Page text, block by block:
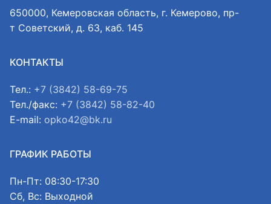
650000, Кемеровская область, г. Кемерово, пр-
т Советский, д. 63, каб. 145
КОНТАКТЫ
Тел.: +7 (3842) 58-69-75
Тел./факс: +7 (3842) 58-82-40
E-mail: opko42@bk.ru
ГРАФИК РАБОТЫ
Пн-Пт: 08:30-17:30
Сб, Вс: Выходной